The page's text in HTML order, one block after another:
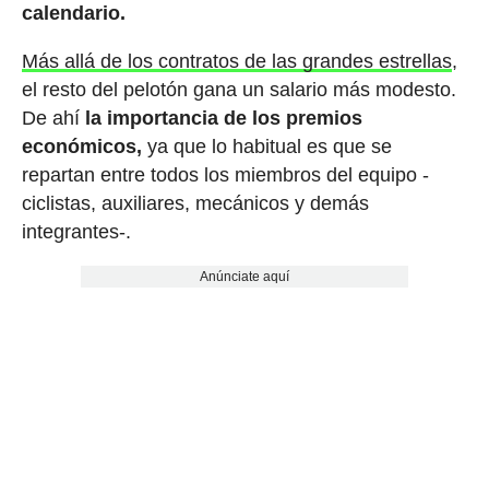
calendario.
Más allá de los contratos de las grandes estrellas,
el resto del pelotón gana un salario más modesto.
De ahí la importancia de los premios
económicos, ya que lo habitual es que se
repartan entre todos los miembros del equipo -
ciclistas, auxiliares, mecánicos y demás
integrantes-.
Anúnciate aquí